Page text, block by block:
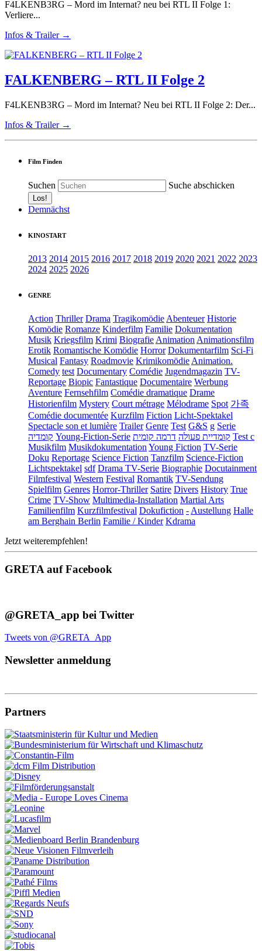
F4LKENB3RG – Mord im Internat? neu bei RTL II Folge 1:
Verliere...
Infos & Trailer →
FALKENBERG – RTL II Folge 2
F4LKENB3RG – Mord im Internat? Neu bei RTL II Folge 2: Der...
Infos & Trailer →
Film Finden
Suchen Suche abschicken
Demnächst
KINOSTART
2013 2014 2015 2016 2017 2018 2019 2020 2021 2022 2023
2024 2025 2026
GENRE
Action Thriller Drama Tragikomödie Abenteuer Historie
Komödie Romanze Kinderfilm Familie Dokumentation
Musik Kriegsfilm Krimi Biografie Animation Animationsfilm
Erotik Romantische Komödie Horror Dokumentarfilm Sci-Fi
Musical Fantasy Roadmovie Krimikomödie Animation.
Comedy test Documentary Comédie Jugendmagazin TV-
Reportage Biopic Fantastique Documentaire Werbung
Aventure Fernsehfilm Comédie dramatique Drame
Historienfilm Mystery Court métrage Mélodrame Spot 가족
Comédie documentée Kurzfilm Fiction Licht-Spektakel
Spectacle son et lumière Trailer Genre Test G&S g Serie
קומדיה Young-Fiction-Serie קומדיית פעולה דרמה קומית
Test c
Musikfilm Musikdokumentation Young Fiction TV-Serie
Doku Reportage Science Fiction Tanzfilm Science-Fiction
Lichtspektakel sdf Drama TV-Serie Biographie Docutainment
Filmfestival Western Festival Romantik TV-Sendung
Spielfilm Genres Horror-Thriller Satire Divers History True
Crime TV-Show Multimedia-Installation Martial Arts
Familienfilm Kurzfilmfestival Dokufiction - Austellung Halle
am Berghain Berlin Familie / Kinder Kdrama
Jetzt weiterempfehlen!
GRETA auf Facebook
@GRETA_app bei Twitter
Tweets von @GRETA_App
Newsletter anmeldung
Partners